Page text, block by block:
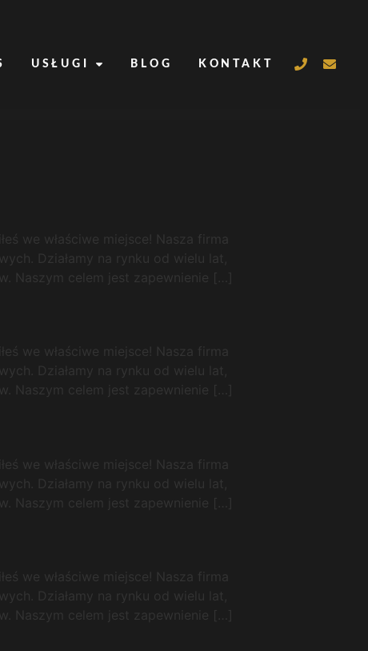
USŁUGI BLOG KONTAKT
we właściwe miejsce! Nasza firma
Działamy na rynku od wielu lat,
Naszym celem jest zapewnienie […]
we właściwe miejsce! Nasza firma
Działamy na rynku od wielu lat,
Naszym celem jest zapewnienie […]
we właściwe miejsce! Nasza firma
Działamy na rynku od wielu lat,
Naszym celem jest zapewnienie […]
we właściwe miejsce! Nasza firma
Działamy na rynku od wielu lat,
Naszym celem jest zapewnienie […]